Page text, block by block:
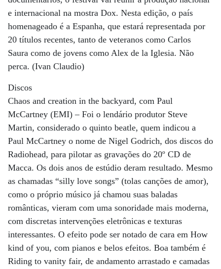
e internacional na mostra Dox. Nesta edição, o país
homenageado é a Espanha, que estará representada por
20 títulos recentes, tanto de veteranos como Carlos
Saura como de jovens como Alex de la Iglesia. Não
perca. (Ivan Claudio)
Discos
Chaos and creation in the backyard, com Paul
McCartney (EMI) – Foi o lendário produtor Steve
Martin, considerado o quinto beatle, quem indicou a
Paul McCartney o nome de Nigel Godrich, dos discos do
Radiohead, para pilotar as gravações do 20º CD de
Macca. Os dois anos de estúdio deram resultado. Mesmo
as chamadas “silly love songs” (tolas canções de amor),
como o próprio músico já chamou suas baladas
românticas, vieram com uma sonoridade mais moderna,
com discretas intervenções eletrônicas e texturas
interessantes. O efeito pode ser notado de cara em How
kind of you, com pianos e belos efeitos. Boa também é
Riding to vanity fair, de andamento arrastado e camadas